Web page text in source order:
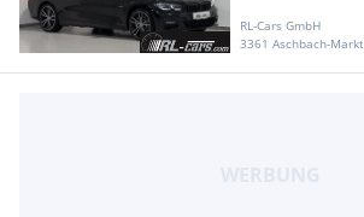
RL-Cars GmbH
3361 Aschbach-Markt